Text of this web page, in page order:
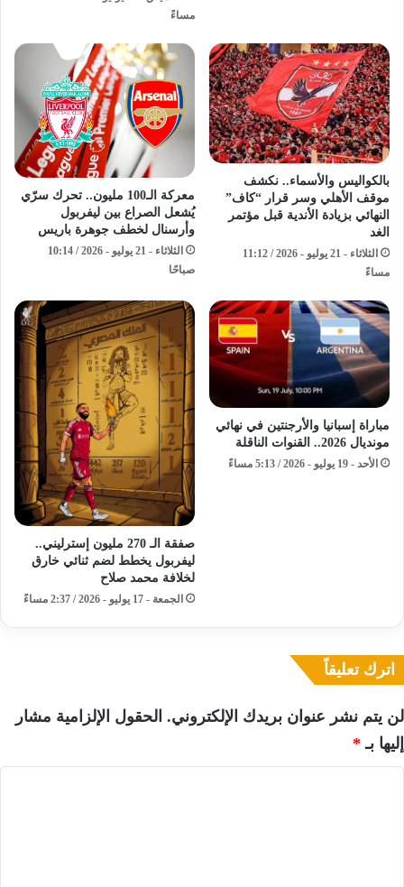
مساءً
بالكواليس والأسماء.. نكشف
موقف الأهلي وسر قرار “كاف”
النهائي بزيادة الأندية قبل مؤتمر
الغد
الثلاثاء - 21 يوليو - 2026 / 11:12
مساءً
معركة الـ100 مليون.. تحرك سرّي
يُشعل الصراع بين ليفربول
وأرسنال لخطف جوهرة باريس
الثلاثاء - 21 يوليو - 2026 / 10:14
صباحًا
مباراة إسبانيا والأرجنتين في نهائي
مونديال 2026.. القنوات الناقلة
الأحد - 19 يوليو - 2026 / 5:13 مساءً
صفقة الـ 270 مليون إسترليني..
ليفربول يخطط لضم ثنائي خارق
لخلافة محمد صلاح
الجمعة - 17 يوليو - 2026 / 2:37 مساءً
اترك تعليقاً
لن يتم نشر عنوان بريدك الإلكتروني. الحقول الإلزامية مشار
إليها بـ *